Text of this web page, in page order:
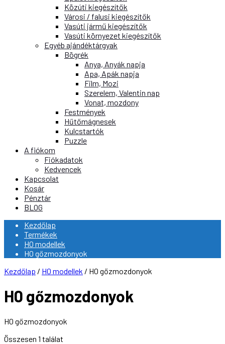
Közúti kiegészítők
Városi / falusi kiegészítők
Vasúti jármű kiegészítők
Vasúti környezet kiegészítők
Egyéb ajándéktárgyak
Bögrék
Anya, Anyák napja
Apa, Apák napja
Film, Mozi
Szerelem, Valentin nap
Vonat, mozdony
Festmények
Hűtőmágnesek
Kulcstartók
Puzzle
A fiókom
Fiókadatok
Kedvencek
Kapcsolat
Kosár
Pénztár
BLOG
Kezdőlap
Termékek
H0 modellek
H0 gőzmozdonyok
Kezdőlap / H0 modellek / H0 gőzmozdonyok
H0 gőzmozdonyok
H0 gőzmozdonyok
Összesen 1 találat